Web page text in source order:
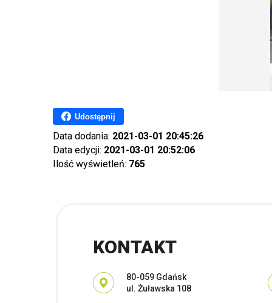
Udostępnij
Data dodania: 2021-03-01 20:45:26
Data edycji: 2021-03-01 20:52:06
Ilość wyświetleń: 765
KONTAKT
Adres pocztowy:
80-059 Gdańsk
ul. Żuławska 108